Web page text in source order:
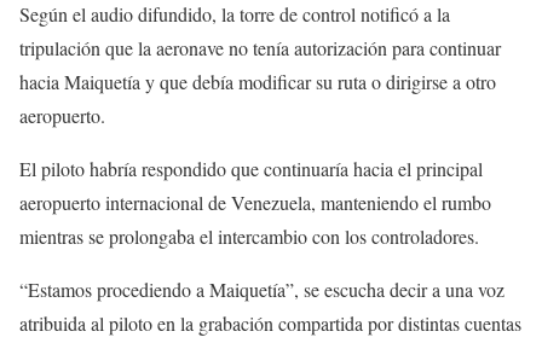
Según el audio difundido, la torre de control notificó a la
tripulación que la aeronave no tenía autorización para continuar
hacia Maiquetía y que debía modificar su ruta o dirigirse a otro
aeropuerto.
El piloto habría respondido que continuaría hacia el principal
aeropuerto internacional de Venezuela, manteniendo el rumbo
mientras se prolongaba el intercambio con los controladores.
“Estamos procediendo a Maiquetía”, se escucha decir a una voz
atribuida al piloto en la grabación compartida por distintas cuentas